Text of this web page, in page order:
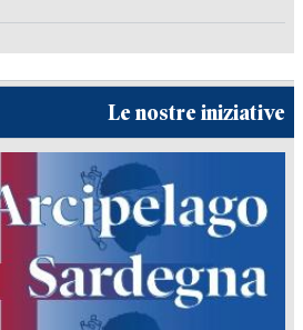
Le nostre iniziative